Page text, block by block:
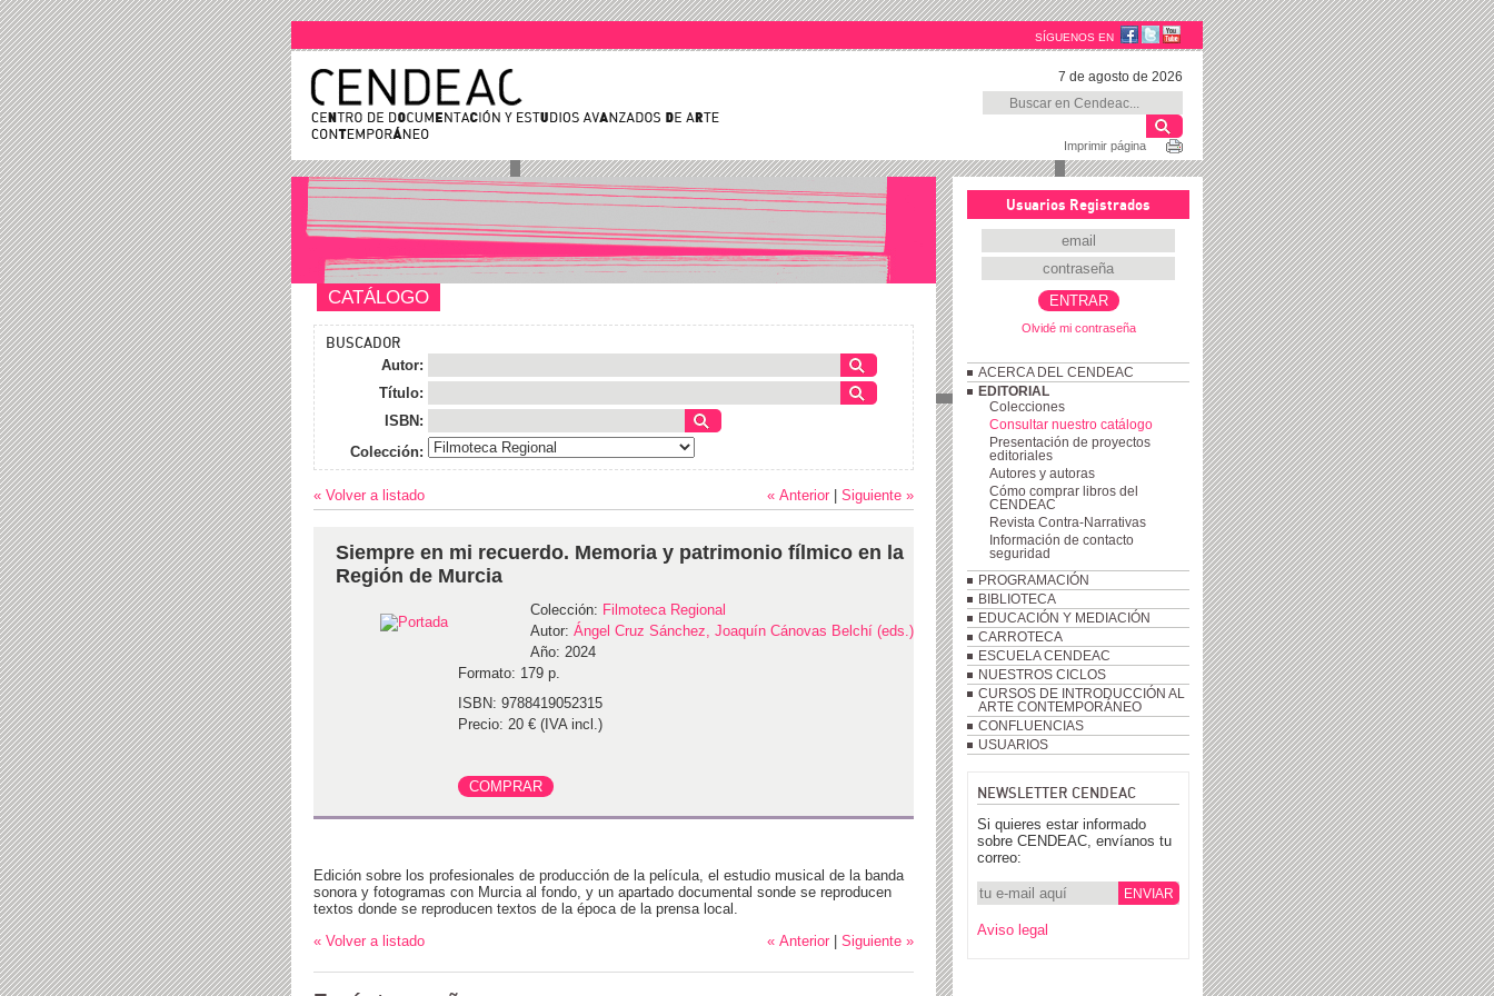
SÍGUENOS EN
7 de agosto de 2026
Imprimir página
Usuarios Registrados
Olvidé mi contraseña
ACERCA DEL CENDEAC
EDITORIAL
Colecciones
Consultar nuestro catálogo
Presentación de proyectos
editoriales
Autores y autoras
Cómo comprar libros del
CENDEAC
Revista Contra-Narrativas
Información de contacto
seguridad
PROGRAMACIÓN
BIBLIOTECA
EDUCACIÓN Y MEDIACIÓN
CARROTECA
ESCUELA CENDEAC
NUESTROS CICLOS
CURSOS DE INTRODUCCIÓN AL
ARTE CONTEMPORÁNEO
CONFLUENCIAS
USUARIOS
NEWSLETTER CENDEAC
Si quieres estar informado
sobre CENDEAC, envíanos tu
correo:
Aviso legal
CATÁLOGO
BUSCADOR
Autor:
Título:
ISBN:
Colección:
« Volver a listado Siguiente »
« Anterior
Siempre en mi recuerdo. Memoria y patrimonio fílmico en la
Región de Murcia
Colección: Filmoteca Regional
Autor: Ángel Cruz Sánchez, Joaquín Cánovas Belchí (eds.)
Año: 2024
Formato: 179 p.
ISBN: 9788419052315
Precio: 20 € (IVA incl.)
Edición sobre los profesionales de producción de la película, el estudio musical de la banda
sonora y fotogramas con Murcia al fondo, y un apartado documental sonde se reproducen
textos donde se reproducen textos de la época de la prensa local.
« Volver a listado
Siguiente »
« Anterior